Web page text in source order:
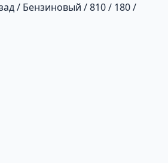
/ Бензиновый / 810 / 180 /